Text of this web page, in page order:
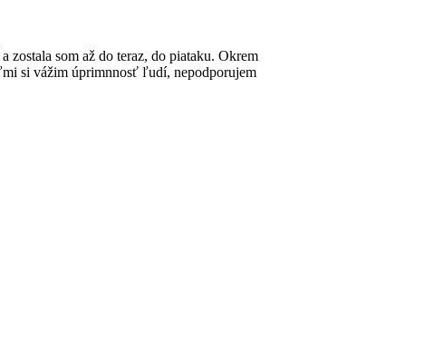
zostala som až do teraz, do piataku. Okrem
si vážim úprimnnosť ľudí, nepodporujem